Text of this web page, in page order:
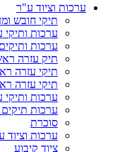
ערכות וציוד ע"ר
תיקי חובש
ערכות
ערכות
תיק עזרה
תיקי עזרה
תיקי עזרה
ערכות ותיקי
ערכות
סוכרת
ערכות וציוד
ציוד קיבוע